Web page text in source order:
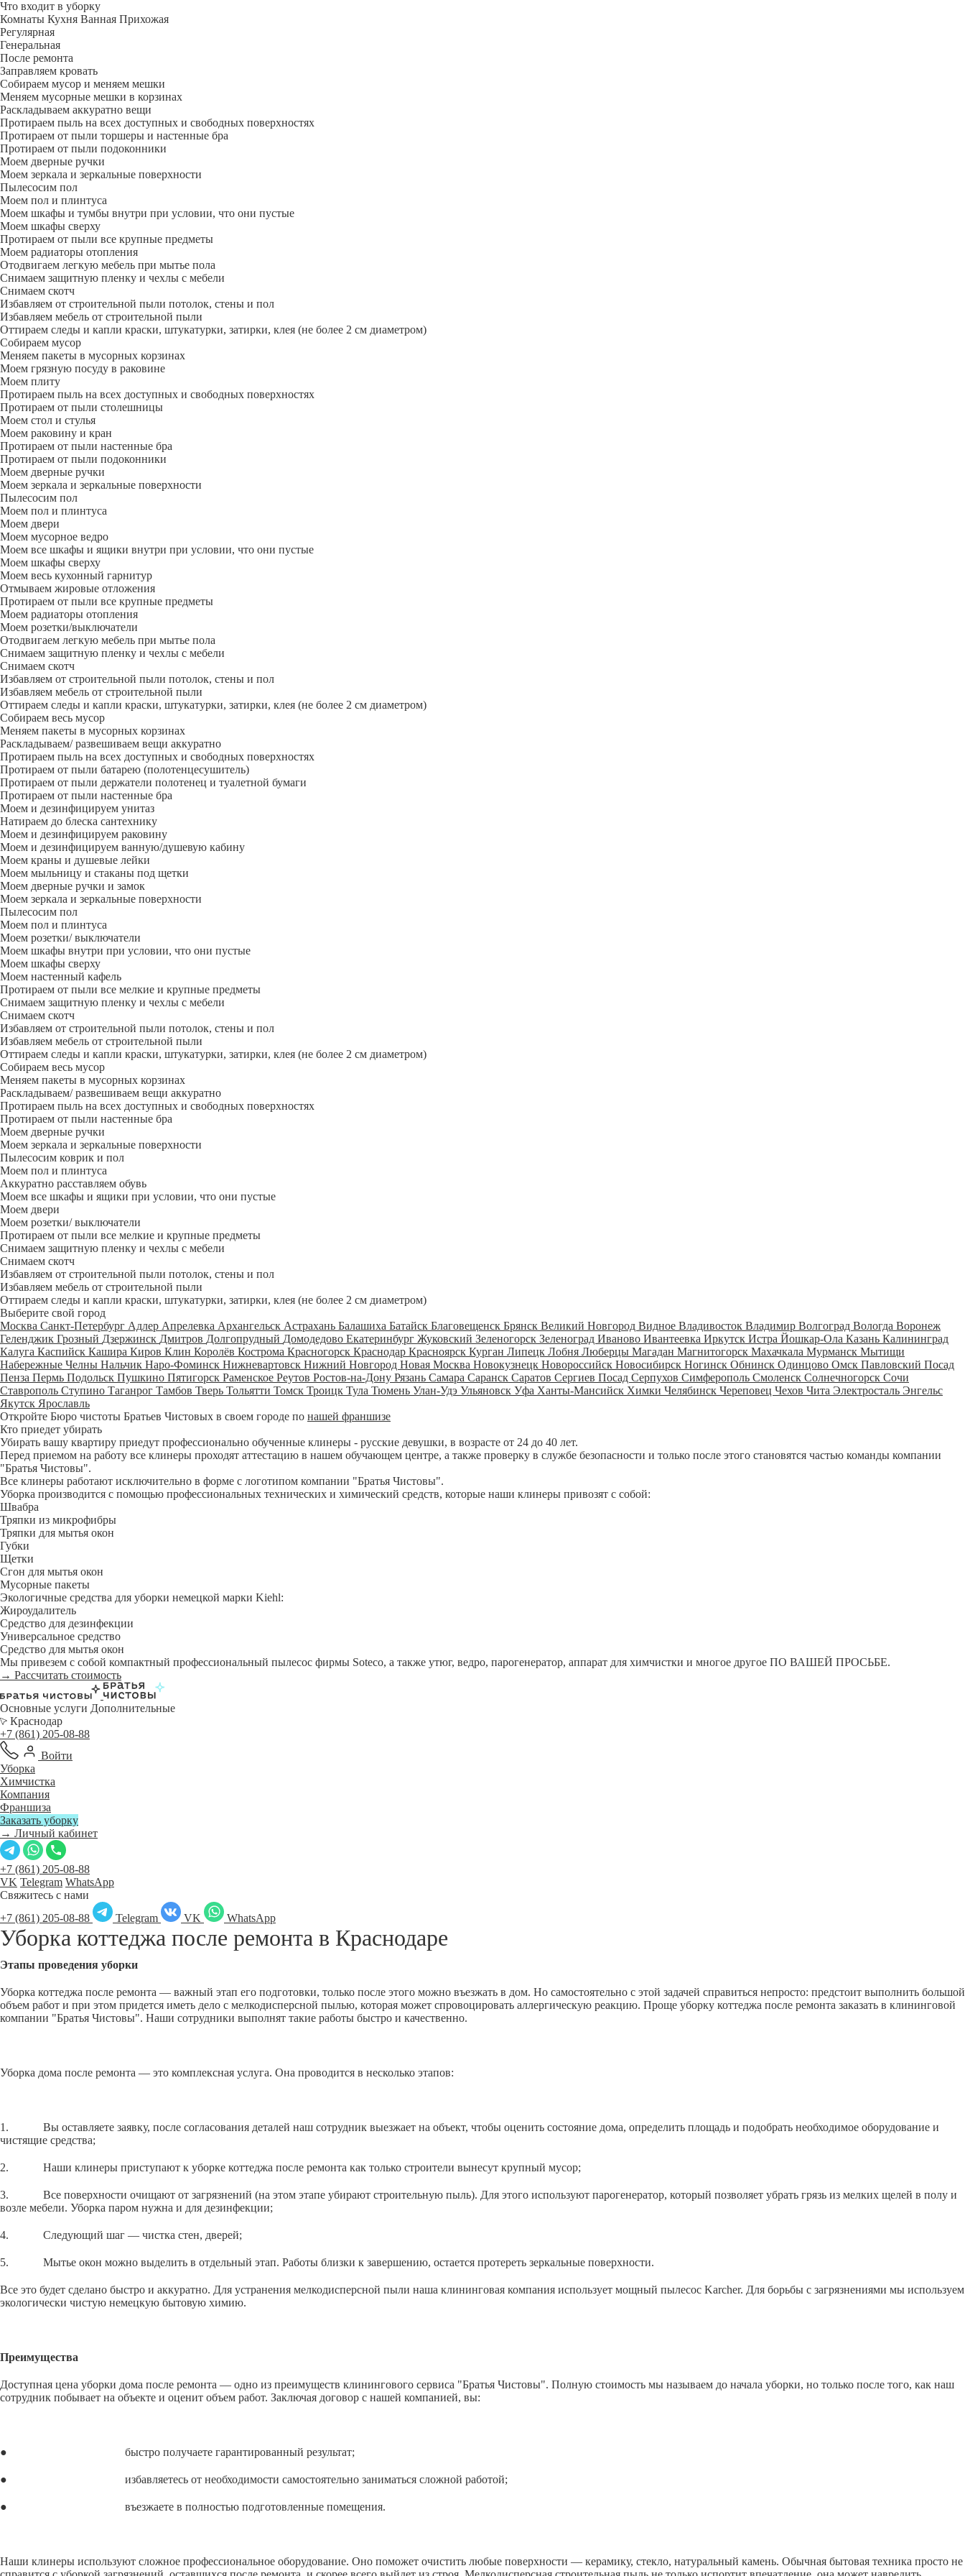
Что входит в уборку
Регу­лярная
Гене­ральная
После ремонта
Заправляем кровать
Собираем мусор и меняем мешки
Меняем мусорные мешки в корзинах
Раскладываем аккуратно вещи
Протираем пыль на всех доступных и свободных поверхностях
Протираем от пыли торшеры и настенные бра
Протираем от пыли подоконники
Моем дверные ручки
Моем зеркала и зеркальные поверхности
Пылесосим пол
Моем пол и плинтуса
Моем шкафы и тумбы внутри при условии, что они пустые
Моем шкафы сверху
Протираем от пыли все крупные предметы
Моем радиаторы отопления
Отодвигаем легкую мебель при мытье пола
Снимаем защитную пленку и чехлы с мебели
Снимаем скотч
Избавляем от строительной пыли потолок, стены и пол
Избавляем мебель от строительной пыли
Оттираем следы и капли краски, штукатурки, затирки, клея (не более 2 см диаметром)
Собираем мусор
Меняем пакеты в мусорных корзинах
Моем грязную посуду в раковине
Моем плиту
Протираем пыль на всех доступных и свободных поверхностях
Протираем от пыли столешницы
Моем стол и стулья
Моем раковину и кран
Протираем от пыли настенные бра
Протираем от пыли подоконники
Моем дверные ручки
Моем зеркала и зеркальные поверхности
Пылесосим пол
Моем пол и плинтуса
Моем двери
Моем мусорное ведро
Моем все шкафы и ящики внутри при условии, что они пустые
Моем шкафы сверху
Моем весь кухонный гарнитур
Отмываем жировые отложения
Протираем от пыли все крупные предметы
Моем радиаторы отопления
Моем розетки/выключатели
Отодвигаем легкую мебель при мытье пола
Снимаем защитную пленку и чехлы с мебели
Снимаем скотч
Избавляем от строительной пыли потолок, стены и пол
Избавляем мебель от строительной пыли
Оттираем следы и капли краски, штукатурки, затирки, клея (не более 2 см диаметром)
Собираем весь мусор
Меняем пакеты в мусорных корзинах
Раскладываем/ развешиваем вещи аккуратно
Протираем пыль на всех доступных и свободных поверхностях
Протираем от пыли батарею (полотенцесушитель)
Протираем от пыли держатели полотенец и туалетной бумаги
Протираем от пыли настенные бра
Моем и дезинфицируем унитаз
Натираем до блеска сантехнику
Моем и дезинфицируем раковину
Моем и дезинфицируем ванную/душевую кабину
Моем краны и душевые лейки
Моем мыльницу и стаканы под щетки
Моем дверные ручки и замок
Моем зеркала и зеркальные поверхности
Пылесосим пол
Моем пол и плинтуса
Моем розетки/ выключатели
Моем шкафы внутри при условии, что они пустые
Моем шкафы сверху
Моем настенный кафель
Протираем от пыли все мелкие и крупные предметы
Снимаем защитную пленку и чехлы с мебели
Снимаем скотч
Избавляем от строительной пыли потолок, стены и пол
Избавляем мебель от строительной пыли
Оттираем следы и капли краски, штукатурки, затирки, клея (не более 2 см диаметром)
Собираем весь мусор
Меняем пакеты в мусорных корзинах
Раскладываем/ развешиваем вещи аккуратно
Протираем пыль на всех доступных и свободных поверхностях
Протираем от пыли настенные бра
Моем дверные ручки
Моем зеркала и зеркальные поверхности
Пылесосим коврик и пол
Моем пол и плинтуса
Аккуратно расставляем обувь
Моем все шкафы и ящики при условии, что они пустые
Моем двери
Моем розетки/ выключатели
Протираем от пыли все мелкие и крупные предметы
Снимаем защитную пленку и чехлы с мебели
Снимаем скотч
Избавляем от строительной пыли потолок, стены и пол
Избавляем мебель от строительной пыли
Оттираем следы и капли краски, штукатурки, затирки, клея (не более 2 см диаметром)
Выберите свой город
Москва Санкт-Петербург Адлер Апрелевка Архангельск Астрахань Балашиха Батайск Благовещенск Брянск Великий Новгород Видное Владивосток Владимир Волгоград Вологда Воронеж
Геленджик Грозный Дзержинск Дмитров Долгопрудный Домодедово Екатеринбург Жуковский Зеленогорск Зеленоград Иваново Ивантеевка Иркутск Истра Йошкар-Ола Казань Калининград
Калуга Каспийск Кашира Киров Клин Королёв Кострома Красногорск Краснодар Красноярск Курган Липецк Лобня Люберцы Магадан Магнитогорск Махачкала Мурманск Мытищи
Набережные Челны Нальчик Наро-Фоминск Нижневартовск Нижний Новгород Новая Москва Новокузнецк Новороссийск Новосибирск Ногинск Обнинск Одинцово Омск Павловский Посад
Пенза Пермь Подольск Пушкино Пятигорск Раменское Реутов Ростов-на-Дону Рязань Самара Саранск Саратов Сергиев Посад Серпухов Симферополь Смоленск Солнечногорск Сочи
Ставрополь Ступино Таганрог Тамбов Тверь Тольятти Томск Троицк Тула Тюмень Улан-Удэ Ульяновск Уфа Ханты-Мансийск Химки Челябинск Череповец Чехов Чита Электросталь Энгельс
Якутск Ярославль
Откройте Бюро чистоты Братьев Чистовых в своем городе по нашей франшизе
Кто приедет убирать
Убирать вашу квартиру приедут профессионально обученные клинеры - русские девушки, в возрасте от 24 до 40 лет.
Перед приемом на работу все клинеры проходят аттестацию в нашем обучающем центре, а также проверку в службе безопасности и только после этого становятся частью команды компании
"Братья Чистовы".
Все клинеры работают исключительно в форме с логотипом компании "Братья Чистовы".
Уборка производится с помощью профессиональных технических и химический средств, которые наши клинеры привозят с собой:
Швабра
Тряпки из микрофибры
Тряпки для мытья окон
Губки
Щетки
Сгон для мытья окон
Мусорные пакеты
Экологичные средства для уборки немецкой марки Kiehl:
Жироудалитель
Средство для дезинфекции
Универсальное средство
Средство для мытья окон
Мы привезем с собой компактный профессиональный пылесос фирмы Soteco, а также утюг, ведро, парогенератор, аппарат для химчистки и многое другое ПО ВАШЕЙ ПРОСЬБЕ.
→ Рассчитать стоимость
Основные услуги Дополнительные
Краснодар
+7 (861) 205-08-88
Войти
Уборка
Химчистка
Компания
Франшиза
Заказать уборку
→ Личный кабинет
+7 (861) 205-08-88
VK Telegram WhatsApp
Свяжитесь с нами
+7 (861) 205-08-88
Telegram VK WhatsApp
Уборка коттеджа после ремонта в Краснодаре
Этапы проведения уборки
Уборка коттеджа после ремонта — важный этап его подготовки, только после этого можно въезжать в дом. Но самостоятельно с этой задачей справиться непросто: предстоит выполнить большой
объем работ и при этом придется иметь дело с мелкодисперсной пылью, которая может спровоцировать аллергическую реакцию. Проще уборку коттеджа после ремонта заказать в клининговой
компании "Братья Чистовы". Наши сотрудники выполнят такие работы быстро и качественно.
Уборка дома после ремонта — это комплексная услуга. Она проводится в несколько этапов:
1. Вы оставляете заявку, после согласования деталей наш сотрудник выезжает на объект, чтобы оценить состояние дома, определить площадь и подобрать необходимое оборудование и
чистящие средства;
2. Наши клинеры приступают к уборке коттеджа после ремонта как только строители вынесут крупный мусор;
3. Все поверхности очищают от загрязнений (на этом этапе убирают строительную пыль). Для этого используют парогенератор, который позволяет убрать грязь из мелких щелей в полу и
возле мебели. Уборка паром нужна и для дезинфекции;
4. Следующий шаг — чистка стен, дверей;
5. Мытье окон можно выделить в отдельный этап. Работы близки к завершению, остается протереть зеркальные поверхности.
Все это будет сделано быстро и аккуратно. Для устранения мелкодисперсной пыли наша клининговая компания использует мощный пылесос Karcher. Для борьбы с загрязнениями мы используем
экологически чистую немецкую бытовую химию.
Преимущества
Доступная цена уборки дома после ремонта — одно из преимуществ клинингового сервиса "Братья Чистовы". Полную стоимость мы называем до начала уборки, но только после того, как наш
сотрудник побывает на объекте и оценит объем работ. Заключая договор с нашей компанией, вы:
● быстро получаете гарантированный результат;
● избавляетесь от необходимости самостоятельно заниматься сложной работой;
● въезжаете в полностью подготовленные помещения.
Наши клинеры используют сложное профессиональное оборудование. Оно поможет очистить любые поверхности — керамику, стекло, натуральный камень. Обычная бытовая техника просто не